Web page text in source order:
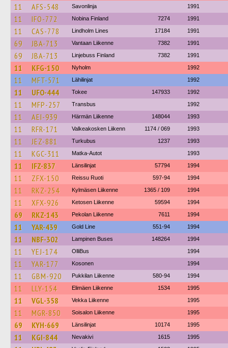
11 AFS-548 Savonlinja 1991
11 IFO-772 Nobina Finland 7274 1991
11 CAS-778 Lindholm Lines 17184 1991
69 JBA-713 Vantaan Liikenne 7382 1991
69 JBA-713 Linjebuss Finland 7382 1991
11 KFG-150 Nyholm 1992
11 MFT-571 Lähilinjat 1992
11 UFO-444 Tokee 147933 1992
11 MFP-257 Transbus 1992
11 AEI-939 Härmän Liikenne 148044 1993
11 RFR-171 Valkeakosken Liikenn 1174 / 069 1993
11 JEZ-881 Turkubus 1237 1993
11 KGC-311 Matka-Autot 1993
11 IFZ-837 Länsilinjat 57794 1994
11 ZFX-150 Reissu Ruoti 597-94 1994
11 RKZ-254 Kylmäsen Liikenne 1365 / 109 1994
11 XFX-926 Ketosen Liikenne 59594 1994
69 RKZ-143 Pekolan Liikenne 7611 1994
11 YAR-439 Gold Line 551-94 1994
11 NBF-302 Lampinen Buses 148264 1994
11 YEJ-174 OlliBus 1994
11 YAR-177 Kosonen 1994
11 GBM-920 Pukkilan Liikenne 580-94 1994
11 LLY-154 Elimäen Liikenne 1534 1995
11 VGL-358 Vekka Liikenne 1995
11 MGR-850 Soisalon Liikenne 1995
69 KYH-669 Länsilinjat 10174 1995
11 KGI-844 Nevakivi 1615 1995